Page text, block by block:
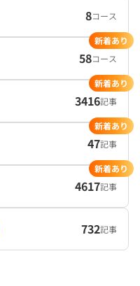
8コース
58コース
新着あり
3416記事
新着あり
47記事
新着あり
4617記事
新着あり
732記事